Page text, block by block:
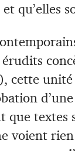
qu’elles
cette
que textes
voient